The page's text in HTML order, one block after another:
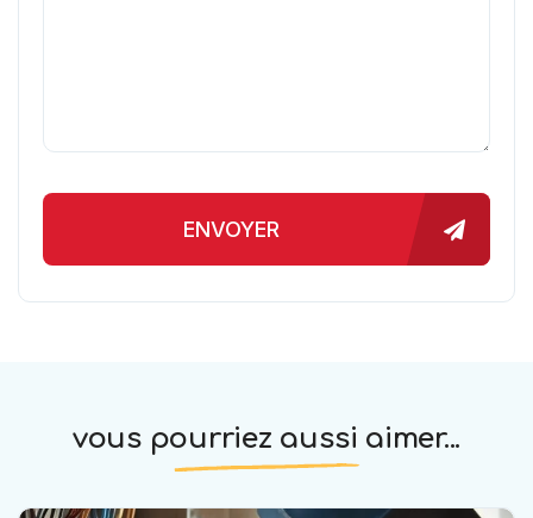
ENVOYER
vous pourriez aussi aimer...